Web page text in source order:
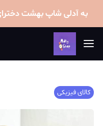
به آدلی شاپ بهشت
کالای فیزیکی